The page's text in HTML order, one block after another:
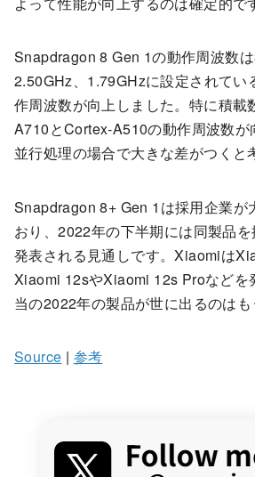
Snapdragon 8 Gen 1の動作周波数は
2.50GHz、1.79GHzに設定されてい
作周波数が向上しました。特に積載
A710とCortex-A510の動作周波数が
並行処理の場合で大きな差がつくと
Snapdragon 8+ Gen 1は採用企業が
おり、2022年の下半期には同製品を
発表される見通しです。Xiaomiは
Xiaomi 12sやXiaomi 12s Proなどを
当の2022年の製品が世に出るのはも
Source | 参考